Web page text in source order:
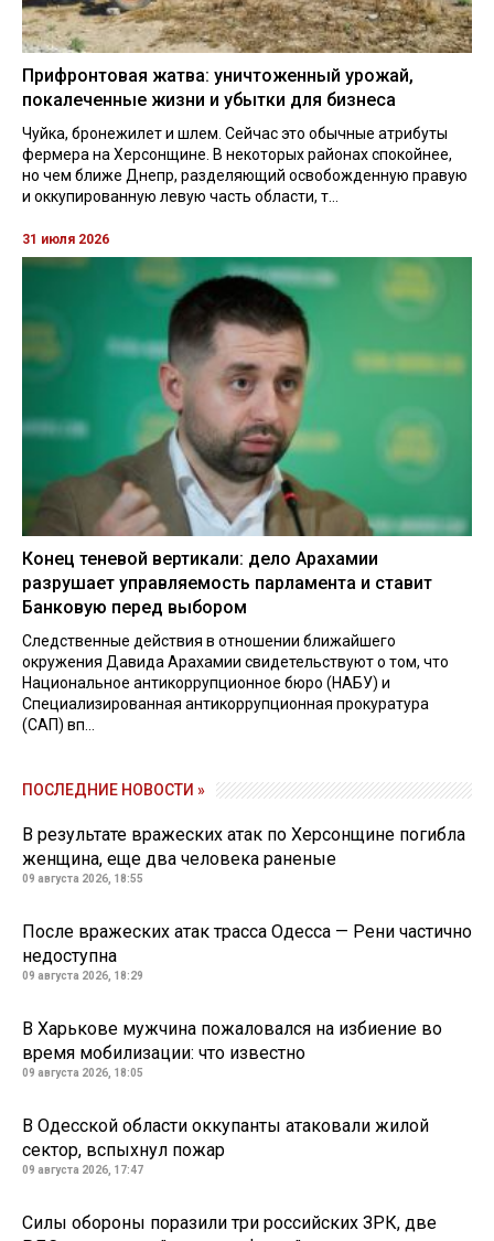
Прифронтовая жатва: уничтоженный урожай,
покалеченные жизни и убытки для бизнеса
Чуйка, бронежилет и шлем. Сейчас это обычные атрибуты
фермера на Херсонщине. В некоторых районах спокойнее,
но чем ближе Днепр, разделяющий освобожденную правую
и оккупированную левую часть области, т...
31 июля 2026
Конец теневой вертикали: дело Арахамии
разрушает управляемость парламента и ставит
Банковую перед выбором
Следственные действия в отношении ближайшего
окружения Давида Арахамии свидетельствуют о том, что
Национальное антикоррупционное бюро (НАБУ) и
Специализированная антикоррупционная прокуратура
(САП) вп...
ПОСЛЕДНИЕ НОВОСТИ »
В результате вражеских атак по Херсонщине погибла
женщина, еще два человека раненые
09 августа 2026, 18:55
После вражеских атак трасса Одесса — Рени частично
недоступна
09 августа 2026, 18:29
В Харькове мужчина пожаловался на избиение во
время мобилизации: что известно
09 августа 2026, 18:05
В Одесской области оккупанты атаковали жилой
сектор, вспыхнул пожар
09 августа 2026, 17:47
Силы обороны поразили три российских ЗРК, две